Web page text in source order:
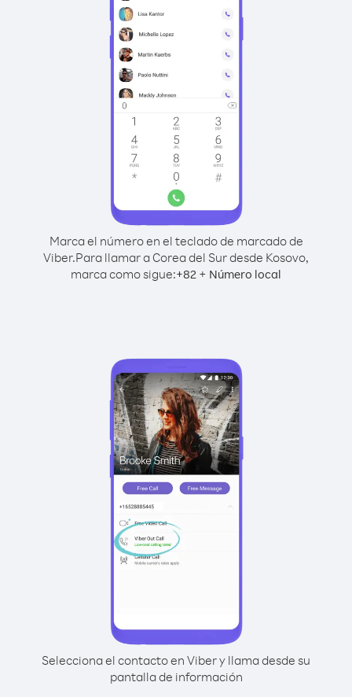
Marca el número en el teclado de marcado de
Viber.Para llamar a Corea del Sur desde Kosovo,
marca como sigue:+82 + Número local
Selecciona el contacto en Viber y llama desde su
pantalla de información